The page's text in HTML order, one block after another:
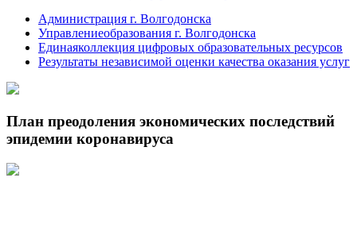
Администрация г. Волгодонска
Управлениеобразования г. Волгодонска
Единаяколлекция цифровых образовательных ресурсов
Результаты независимой оценки качества оказания услуг
План преодоления экономических последствий
эпидемии коронавируса